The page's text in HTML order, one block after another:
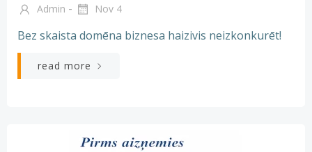
Admin - Nov 4
Bez skaista domēna biznesa haizivis neizkonkurēt!
read more